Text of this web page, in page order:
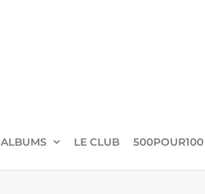
ALBUMS LE CLUB